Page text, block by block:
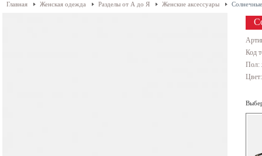
Главная Женская одежда Разделы от А до Я Женские аксессуары
Код
Пол: